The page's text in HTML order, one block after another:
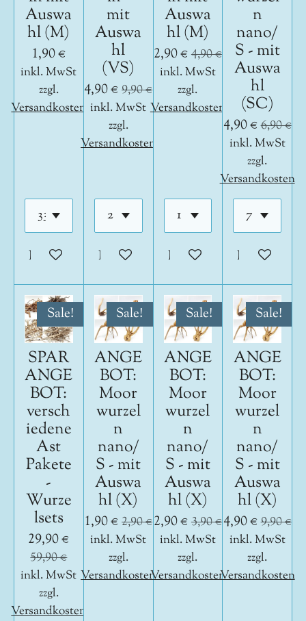
Auswa
hl (M)
1,90 €
inkl. MwSt
zzgl.
Versandkosten
In den Warenkorb
mit
Auswa
hl
(VS)
4,90 € 9,90 €
inkl. MwSt
zzgl.
Versandkosten
In den Warenkorb
Auswa
hl (M)
2,90 € 4,90 €
inkl. MwSt
zzgl.
Versandkosten
In den Warenkorb
n
nano/
S - mit
Auswa
hl
(SC)
4,90 €6,90 €
inkl. MwSt
zzgl.
Versandkosten
In den
Sale!
SPAR
ANGE
BOT:
versch
iedene
Ast
Pakete
-
Wurze
lsets
29,90 €
59,90 €
inkl. MwSt
zzgl.
Versandkosten
Sale!
ANGE
BOT:
Moor
wurzel
n
nano/
S - mit
Auswa
hl (X)
1,90 € 2,90 €
inkl. MwSt
zzgl.
Versandkosten
Sale!
ANGE
BOT:
Moor
wurzel
n
nano/
S - mit
Auswa
hl (X)
2,90 € 3,90 €
inkl. MwSt
zzgl.
Versandkosten
Sale!
ANGE
BOT:
Moor
wurzel
n
nano/
S - mit
Auswa
hl (X)
4,90 €9,90 €
inkl. MwSt
zzgl.
Versandkosten